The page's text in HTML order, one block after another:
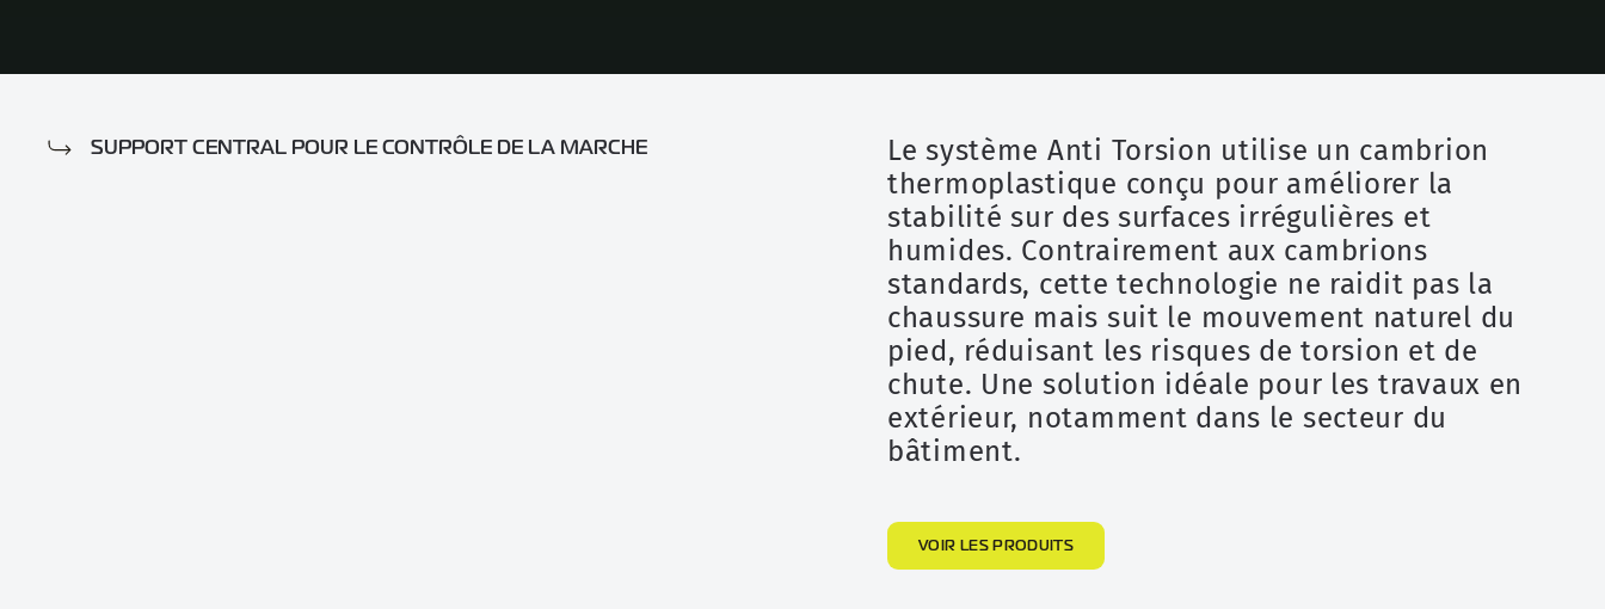
SUPPORT CENTRAL POUR LE CONTRÔLE DE LA MARCHE
Le système Anti Torsion utilise un cambrion
thermoplastique conçu pour améliorer la
stabilité sur des surfaces irrégulières et
humides. Contrairement aux cambrions
standards, cette technologie ne raidit pas la
chaussure mais suit le mouvement naturel du
pied, réduisant les risques de torsion et de
chute. Une solution idéale pour les travaux en
extérieur, notamment dans le secteur du
bâtiment.
VOIR LES PRODUITS